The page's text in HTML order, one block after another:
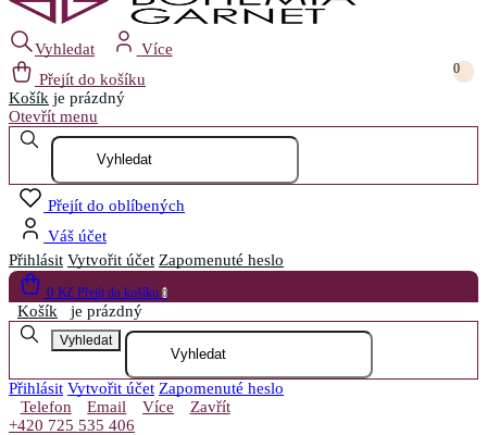
Vyhledat
Více
Přejít do košíku
0
Košík je prázdný
Otevřít menu
Přejít do oblíbených
Váš účet
Přihlásit Vytvořit účet Zapomenuté heslo
0 Kč Přejít do košíku 0
Košík je prázdný
Vyhledat
Přihlásit Vytvořit účet Zapomenuté heslo
Telefon
Email Více
Zavřít
+420 725 535 406